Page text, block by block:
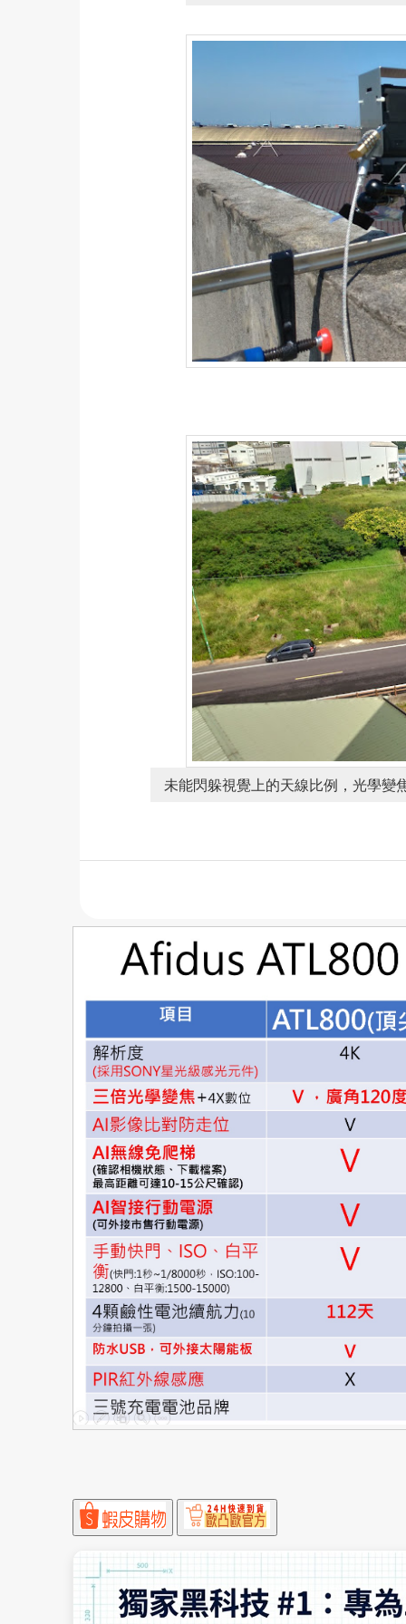
未能閃躲視覺上的天線比例，光學變